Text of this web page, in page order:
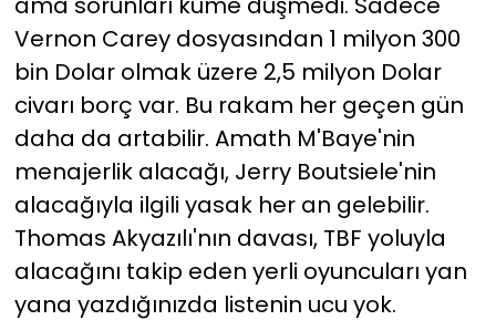
Vernon Carey dosyasından 1 milyon 300
bin Dolar olmak üzere 2,5 milyon Dolar
civarı borç var. Bu rakam her geçen gün
daha da artabilir. Amath M'Baye'nin
menajerlik alacağı, Jerry Boutsiele'nin
alacağıyla ilgili yasak her an gelebilir.
Thomas Akyazılı'nın davası, TBF yoluyla
alacağını takip eden yerli oyuncuları yan
yana yazdığınızda listenin ucu yok.